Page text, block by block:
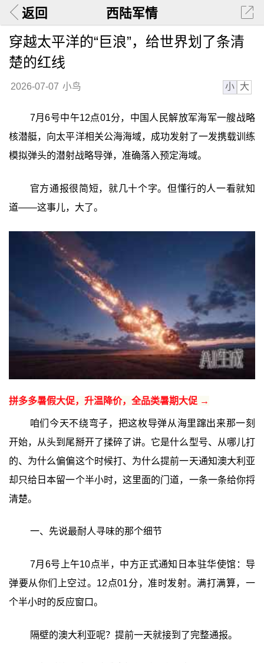
返回 西陆军情
穿越太平洋的“巨浪”，给世界划了条清
楚的红线
2026-07-07 小鸟 小 大
7月6号中午12点01分，中国人民解放军海军一艘战略
核潜艇，向太平洋相关公海海域，成功发射了一发携载训练
模拟弹头的潜射战略导弹，准确落入预定海域。
官方通报很简短，就几十个字。但懂行的人一看就知
道——这事儿，大了。
拼多多暑假大促，升温降价，全品类暑期大促 →
咱们今天不绕弯子，把这枚导弹从海里蹿出来那一刻
开始，从头到尾掰开了揉碎了讲。它是什么型号、从哪儿打
的、为什么偏偏这个时候打、为什么提前一天通知澳大利亚
却只给日本留一个半小时，这里面的门道，一条一条给你捋
清楚。
一、先说最耐人寻味的那个细节
7月6号上午10点半，中方正式通知日本驻华使馆：导
弹要从你们上空过。12点01分，准时发射。满打满算，一
个半小时的反应窗口。
隔壁的澳大利亚呢？提前一天就接到了完整通报。